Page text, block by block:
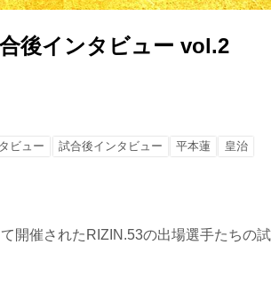
後インタビュー vol.2
ビュー 試合後インタビュー 平本蓮 皇治
開催されたRIZIN.53の出場選手たちの